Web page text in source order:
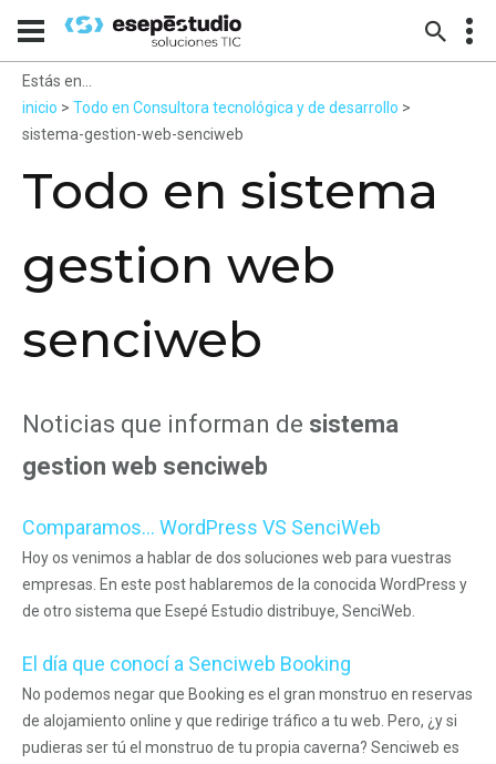
Estás en...
inicio > Todo en Consultora tecnológica y de desarrollo >
sistema-gestion-web-senciweb
Todo en sistema
gestion web
senciweb
Noticias que informan de sistema
gestion web senciweb
Comparamos... WordPress VS SenciWeb
Hoy os venimos a hablar de dos soluciones web para vuestras
empresas. En este post hablaremos de la conocida WordPress y
de otro sistema que Esepé Estudio distribuye, SenciWeb.
El día que conocí a Senciweb Booking
No podemos negar que Booking es el gran monstruo en reservas
de alojamiento online y que redirige tráfico a tu web. Pero, ¿y si
pudieras ser tú el monstruo de tu propia caverna? Senciweb es